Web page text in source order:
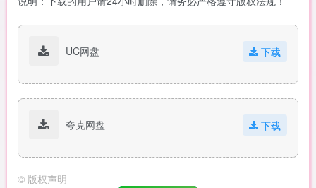
UC网盘 下载
夸克网盘 下载
© 版权声明